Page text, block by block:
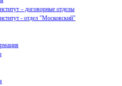
– договорные отделы
- отдел "Московский"